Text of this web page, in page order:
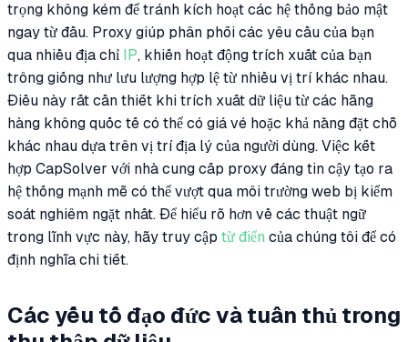
trọng không kém để tránh kích hoạt các hệ thống bảo mật
ngay từ đầu. Proxy giúp phân phối các yêu cầu của bạn
qua nhiều địa chỉ
IP, khiến hoạt động trích xuất của bạn
trông giống như lưu lượng hợp lệ từ nhiều vị trí khác nhau.
Điều này rất cần thiết khi trích xuất dữ liệu từ các hãng
hàng không quốc tế có thể có giá vé hoặc khả năng đặt chỗ
khác nhau dựa trên vị trí địa lý của người dùng. Việc kết
hợp CapSolver với nhà cung cấp proxy đáng tin cậy tạo ra
hệ thống mạnh mẽ có thể vượt qua môi trường web bị kiểm
soát nghiêm ngặt nhất. Để hiểu rõ hơn về các thuật ngữ
trong lĩnh vực này, hãy truy cập từ điển của chúng tôi để có
định nghĩa chi tiết.
Các yếu tố đạo đức và tuân thủ trong